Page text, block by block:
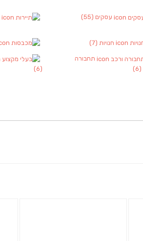
עסקים (55)
חנויות (7)
תחבורה
(6)
(6)